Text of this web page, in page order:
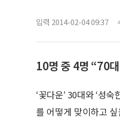
입력 2014-02-04 09:37
10명 중 4명 “70
‘꽃다운’ 30대와 ‘성
를 어떻게 맞이하고